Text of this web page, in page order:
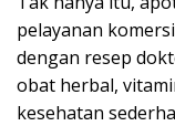
pelayanan
dengan resep
obat herbal,
kesehatan